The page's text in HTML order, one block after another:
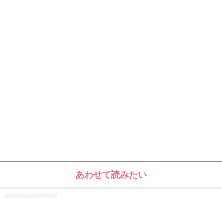
1.まずはベースコートを甘皮周りまでしっかり塗ってお
きましょう。ベースカラーは、ハートフレンチが際立つ
あわせて読みたい